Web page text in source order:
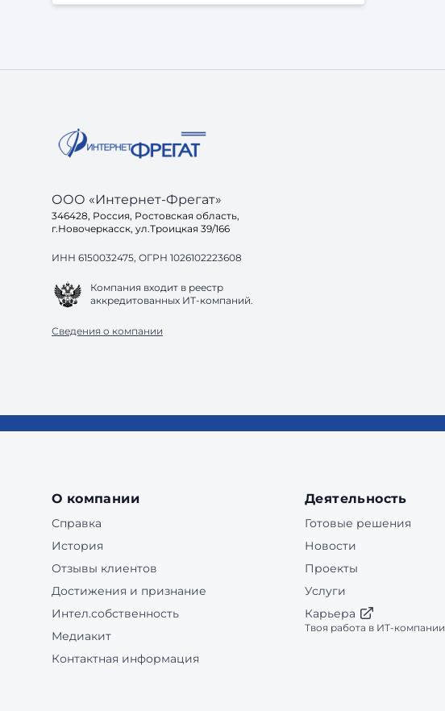
ООО «Интернет-Фрегат»
346428, Россия, Ростовская область,
г.Новочеркасск, ул.Троицкая 39/166
ИНН 6150032475, ОГРН 1026102223608
Компания входит в реестр
аккредитованных ИТ-компаний.
Сведения о компании
О компании
Справка
История
Отзывы клиентов
Достижения и признание
Интел.собственность
Медиакит
Контактная информация
Деятельность
Готовые решения
Новости
Проекты
Услуги
Карьера
Твоя работа в ИТ-компании